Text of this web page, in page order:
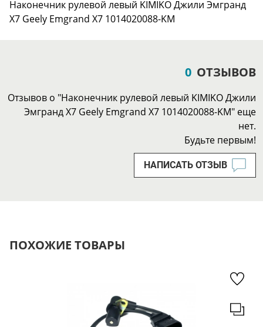
Наконечник рулевой левый KIMIKO Джили Эмгранд
Х7 Geely Emgrand X7 1014020088-KM
0 ОТЗЫВОВ
Отзывов о "Наконечник рулевой левый KIMIKO Джили
Эмгранд Х7 Geely Emgrand X7 1014020088-KM" еще
нет.
Будьте первым!
НАПИСАТЬ ОТЗЫВ
ПОХОЖИЕ ТОВАРЫ